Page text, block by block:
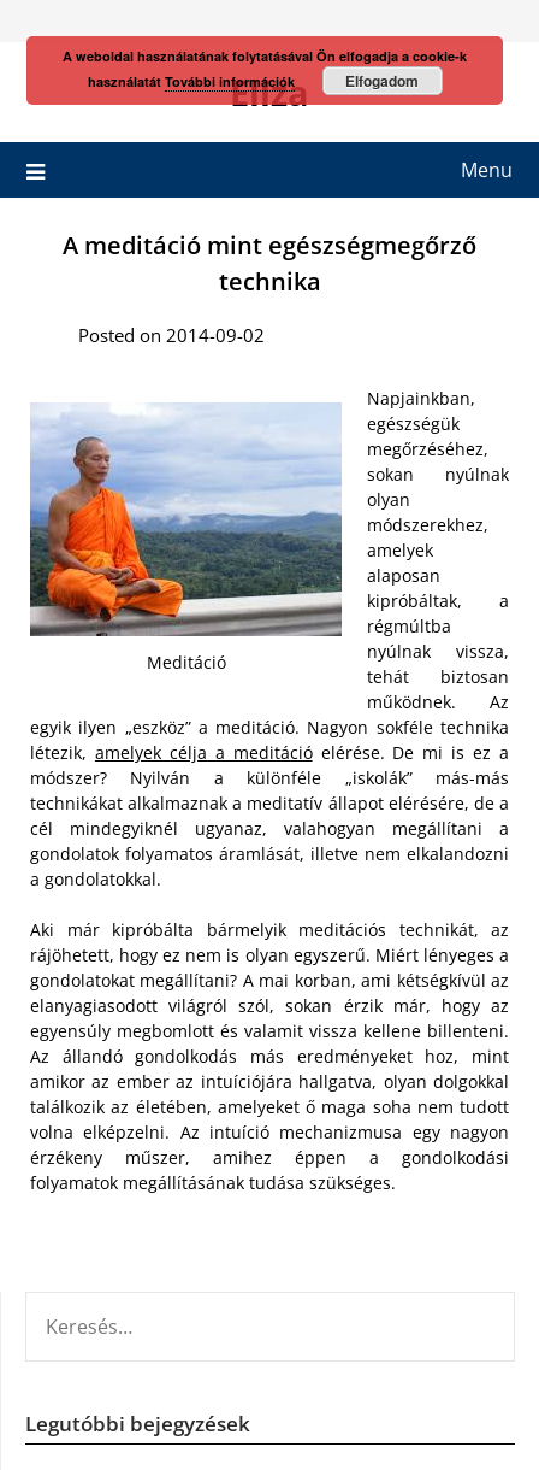
Eliza
Menu
A meditáció mint egészségmegőrző
technika
Posted on 2014-09-02
Meditáció
Napjainkban,
egészségük
megőrzéséhez,
sokan nyúlnak
olyan
módszerekhez,
amelyek
alaposan
kipróbáltak, a
régmúltba
nyúlnak vissza,
tehát biztosan
működnek. Az
egyik ilyen „eszköz” a meditáció. Nagyon sokféle technika
létezik, amelyek célja a meditációelérése. De mi is ez a
módszer? Nyilván a különféle „iskolák” más-más
technikákat alkalmaznak a meditatív állapot elérésére, de a
cél mindegyiknél ugyanaz, valahogyan megállítani a
gondolatok folyamatos áramlását, illetve nem elkalandozni
a gondolatokkal.
Aki már kipróbálta bármelyik meditációs technikát, az
rájöhetett, hogy ez nem is olyan egyszerű. Miért lényeges a
gondolatokat megállítani? A mai korban, ami kétségkívül az
elanyagiasodott világról szól, sokan érzik már, hogy az
egyensúly megbomlott és valamit vissza kellene billenteni.
Az állandó gondolkodás más eredményeket hoz, mint
amikor az ember az intuíciójára hallgatva, olyan dolgokkal
találkozik az életében, amelyeket ő maga soha nem tudott
volna elképzelni. Az intuíció mechanizmusa egy nagyon
érzékeny műszer, amihez éppen a gondolkodási
folyamatok megállításának tudása szükséges.
Legutóbbi bejegyzések
A weboldal használatának folytatásával Ön elfogadja a cookie-k
használatát További információk Elfogadom